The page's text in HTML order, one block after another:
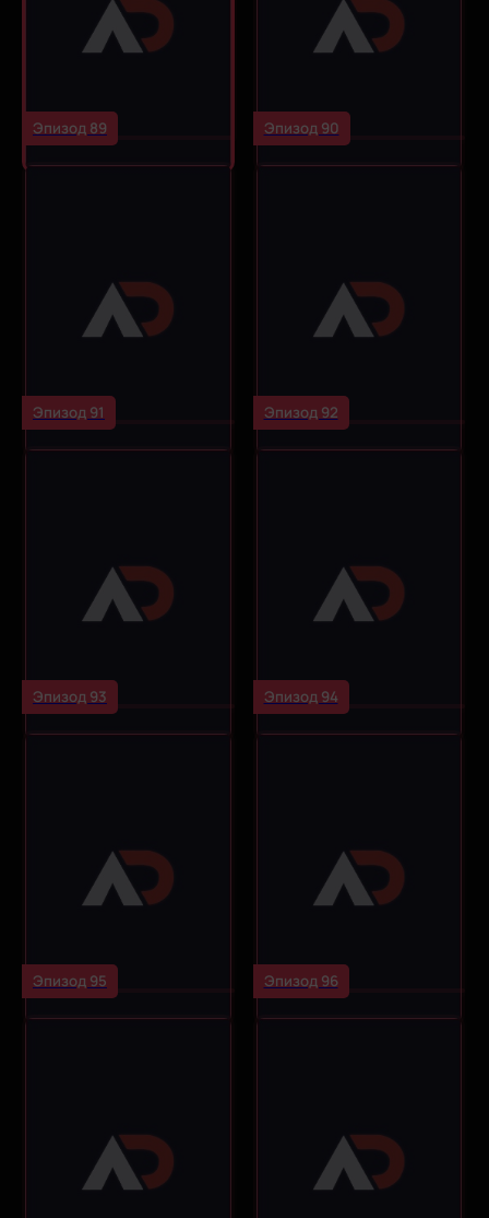
Эпизод 89 Эпизод 90
Эпизод 91 Эпизод 92
Эпизод 93 Эпизод 94
Эпизод 95 Эпизод 96